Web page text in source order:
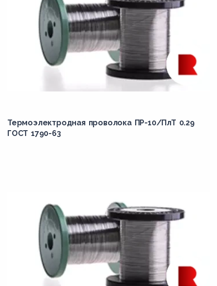
Термоэлектродная проволока ПР-10/ПлТ 0.29
ГОСТ 1790-63